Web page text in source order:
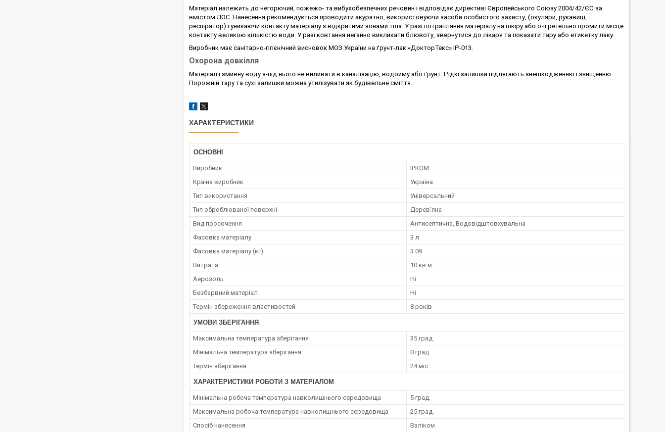
Матеріал належить до негорючий, пожежо- та вибухобезпечних речовин і відповідає директиві Європейського Союзу 2004/42/ЄС за
вмістом ЛОС. Нанесення рекомендується проводити акуратно, використовуючи засоби особистого захисту, (окуляри, рукавиці,
респіратор) і уникаючи контакту матеріалу з відкритими зонами тіла. У разі потрапляння матеріалу на шкіру або очі ретельно промити місце
контакту великою кількістю води. У разі ковтання негайно викликати блювоту, звернутися до лікаря та показати тару або етикетку лаку.
Виробник має санітарно-гігієнічний висновок МОЗ України на ґрунт-лак «ДокторТекс» ІР-013.
Охорона довкілля
Матеріал і змивну воду з-під нього не виливати в каналізацію, водойму або ґрунт. Рідкі залишки підлягають знешкодженню і знищенню.
Порожній тару та сухі залишки можна утилізувати як будівельне сміття.
ХАРАКТЕРИСТИКИ
ОСНОВНІ
Виробник
ІРКОМ
Країна виробник
Україна
Тип використання
Універсальний
Тип оброблюваної поверхні
Дерев'яна
Вид просочення
Антисептична, Водовідштовхувальна
Фасовка матеріалу
3 л
Фасовка матеріалу (кг)
3.09
Витрата
10 кв.м
Аерозоль
Ні
Безбарвний матеріал
Ні
Термін збереження властивостей
8 років
УМОВИ ЗБЕРІГАННЯ
Максимальна температура зберігання
35 град.
Мінімальна температура зберігання
0 град.
Термін зберігання
24 міс
ХАРАКТЕРИСТИКИ РОБОТИ З МАТЕРІАЛОМ
Мінімальна робоча температура навколишнього середовища
5 град.
Максимальна робоча температура навколишнього середовища
25 град.
Спосіб нанесення
Валіком